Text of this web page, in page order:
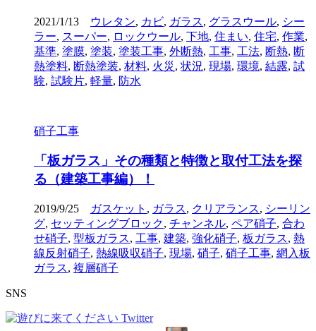
2021/1/13 ウレタン, カビ, ガラス, グラスウール, シー
ラー, スーパー, ロックウール, 下地, 住まい, 住宅, 作業,
基準, 塗膜, 塗装, 塗装工事, 外断熱, 工事, 工法, 断熱, 断
熱塗料, 断熱塗装, 材料, 火災, 状況, 現場, 環境, 結露, 試
験, 試験片, 軽量, 防水
硝子工事
「板ガラス」その種類と特徴と取付工法を探
る（建築工事編）！
2019/9/25 ガスケット , ガラス, クリアランス, シーリン
グ, セッティングブロック, チャンネル, ペア硝子, 合わ
せ硝子, 型板ガラス, 工事, 建築, 強化硝子, 板ガラス, 熱
線反射硝子, 熱線吸収硝子, 現場, 硝子, 硝子工事, 網入板
ガラス, 複層硝子
SNS